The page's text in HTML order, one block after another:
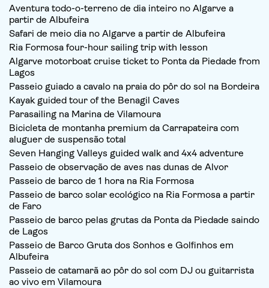
Aventura todo-o-terreno de dia inteiro no Algarve a
partir de Albufeira
Safari de meio dia no Algarve a partir de Albufeira
Ria Formosa four-hour sailing trip with lesson
Algarve motorboat cruise ticket to Ponta da Piedade from
Lagos
Passeio guiado a cavalo na praia do pôr do sol na Bordeira
Kayak guided tour of the Benagil Caves
Parasailing na Marina de Vilamoura
Bicicleta de montanha premium da Carrapateira com
aluguer de suspensão total
Seven Hanging Valleys guided walk and 4x4 adventure
Passeio de observação de aves nas dunas de Alvor
Passeio de barco de 1 hora na Ria Formosa
Passeio de barco solar ecológico na Ria Formosa a partir
de Faro
Passeio de barco pelas grutas da Ponta da Piedade saindo
de Lagos
Passeio de Barco Gruta dos Sonhos e Golfinhos em
Albufeira
Passeio de catamarã ao pôr do sol com DJ ou guitarrista
ao vivo em Vilamoura